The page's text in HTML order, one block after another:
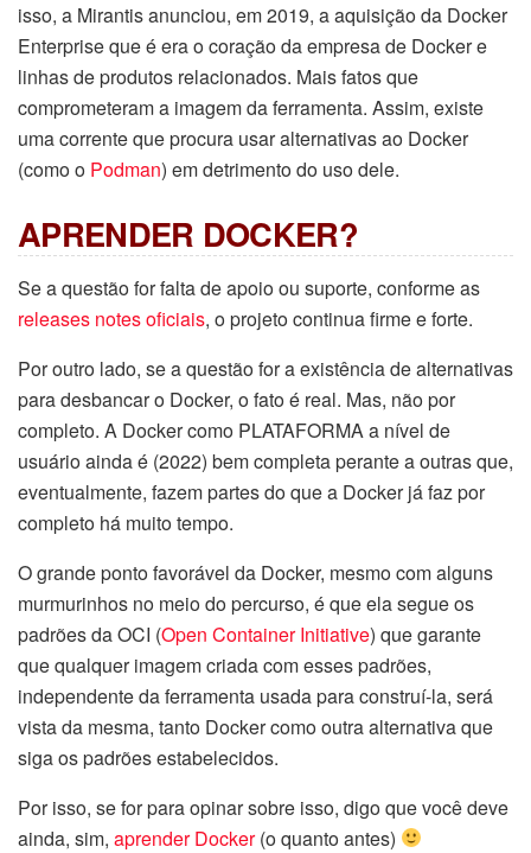
isso, a Mirantis anunciou, em 2019, a aquisição da Docker
Enterprise que é era o coração da empresa de Docker e
linhas de produtos relacionados. Mais fatos que
comprometeram a imagem da ferramenta. Assim, existe
uma corrente que procura usar alternativas ao Docker
(como o Podman) em detrimento do uso dele.
APRENDER DOCKER?
Se a questão for falta de apoio ou suporte, conforme as
releases notes oficiais, o projeto continua firme e forte.
Por outro lado, se a questão for a existência de alternativas
para desbancar o Docker, o fato é real. Mas, não por
completo. A Docker como PLATAFORMA a nível de
usuário ainda é (2022) bem completa perante a outras que,
eventualmente, fazem partes do que a Docker já faz por
completo há muito tempo.
O grande ponto favorável da Docker, mesmo com alguns
murmurinhos no meio do percurso, é que ela segue os
padrões da OCI (Open Container Initiative) que garante
que qualquer imagem criada com esses padrões,
independente da ferramenta usada para construí-la, será
vista da mesma, tanto Docker como outra alternativa que
siga os padrões estabelecidos.
Por isso, se for para opinar sobre isso, digo que você deve
ainda, sim, aprender Docker(o quanto antes)